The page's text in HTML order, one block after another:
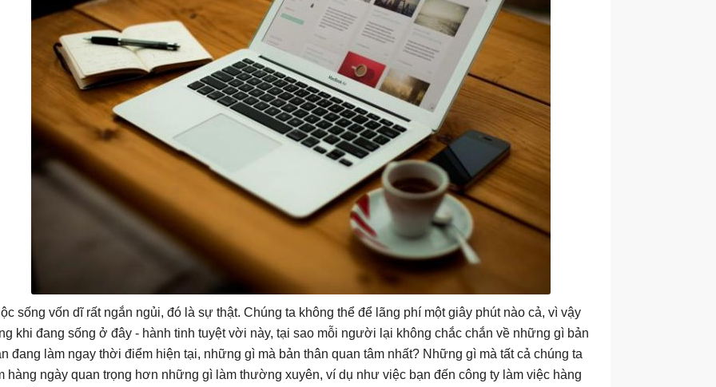
sống vốn dĩ rất ngắn ngủi, đó là sự thật. Chúng ta không thể để lãng phí một giây phút nào cả, vì vậy
khi đang sống ở đây - hành tinh tuyệt vời này, tại sao mỗi người lại không chắc chắn về những gì bản
đang làm ngay thời điểm hiện tại, những gì mà bản thân quan tâm nhất? Những gì mà tất cả chúng ta
hàng ngày quan trọng hơn những gì làm thường xuyên, ví dụ như việc bạn đến công ty làm việc hàng